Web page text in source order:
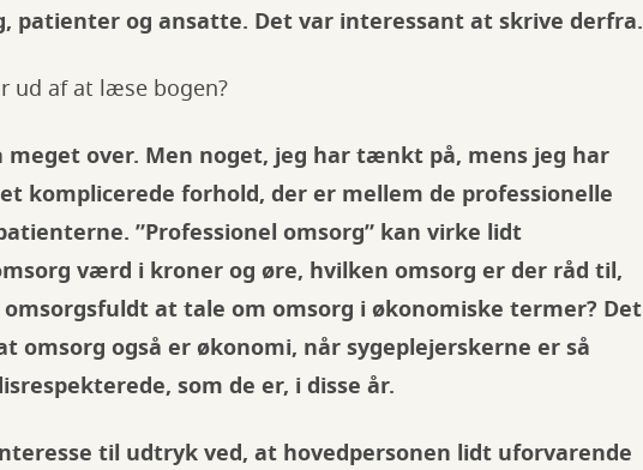
patienter og ansatte. Det var interessant at skrive derfra.
ud af at læse bogen?
over. Men noget, jeg har tænkt på, mens jeg har
komplicerede forhold, der er mellem de professionelle
”Professionel omsorg” kan virke lidt
værd i kroner og øre, hvilken omsorg er der råd til,
at tale om omsorg i økonomiske termer? Det
omsorg også er økonomi, når sygeplejerskerne er så
som de er, i disse år.
til udtryk ved, at hovedpersonen lidt uforvarende